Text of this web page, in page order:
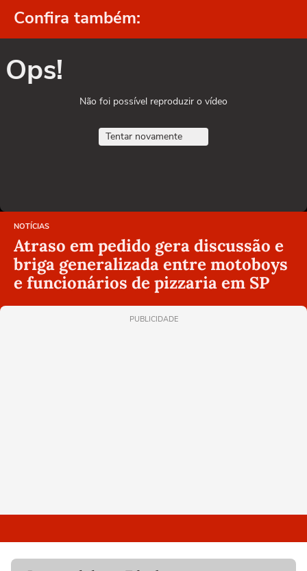
Confira também:
Ops!
Não foi possível reproduzir o vídeo
Tentar novamente
NOTÍCIAS
Atraso em pedido gera discussão e
briga generalizada entre motoboys
e funcionários de pizzaria em SP
PUBLICIDADE